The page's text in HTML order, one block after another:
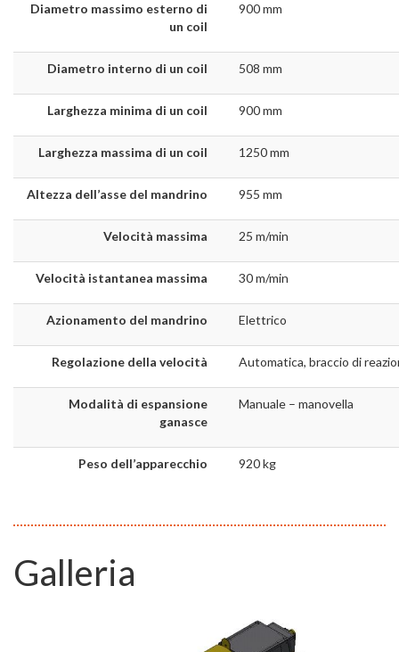
Diametro massimo esterno di
un coil
900 mm
Diametro interno di un coil 508 mm
Larghezza minima di un coil 900 mm
Larghezza massima di un coil 1250 mm
Altezza dell’asse del mandrino 955 mm
Velocità massima 25 m/min
Velocità istantanea massima 30 m/min
Azionamento del mandrino Elettrico
Regolazione della velocità Automatica, braccio di
Modalità di espansione
ganasce
Manuale – manovella
Peso dell’apparecchio 920 kg
Galleria